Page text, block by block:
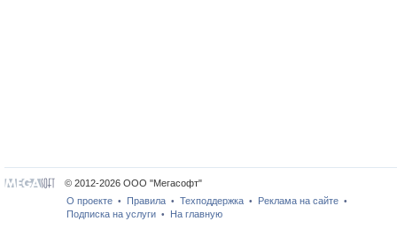
© 2012-2026 ООО "Мегасофт"
О проекте • Правила • Техподдержка • Реклама на сайте •
Подписка на услуги • На главную